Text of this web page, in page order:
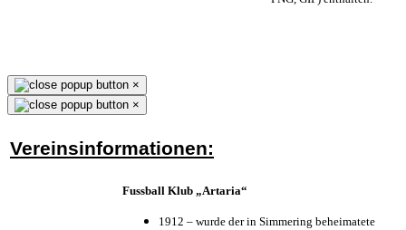
×
×
Vereinsinformationen:
Fussball Klub „Artaria“
1912 – wurde der in Simmering beheimatete